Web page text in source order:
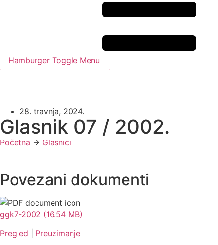
Hamburger Toggle Menu
28. travnja, 2024.
Glasnik 07 / 2002.
Početna -> Glasnici
Povezani dokumenti
ggk7-2002 (16.54 MB)
Pregled
Preuzimanje